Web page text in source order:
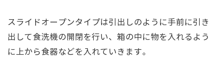
スライドオープンタイプは引出しのように手前に引き
出して食洗機の開閉を行い、箱の中に物を入れるよう
に上から食器などを入れていきます。